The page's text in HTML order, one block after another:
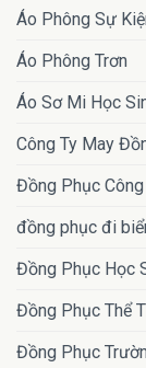
Áo Phông Sự
Áo Phông Trơn
Áo Sơ Mi Học
Công Ty May
Đồng Phục
đồng phục đi
Đồng Phục Học
Đồng Phục Thể
Đồng Phục